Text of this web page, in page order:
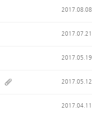
2017.08.08
2017.07.21
2017.05.19
2017.05.12
2017.04.11